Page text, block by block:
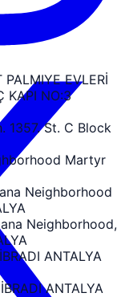
EVLERİ
KAPI NO:3
1357. St. C Block
Martyr
Neighborhood
Neighborhood,
ANTALYA
ANTALYA